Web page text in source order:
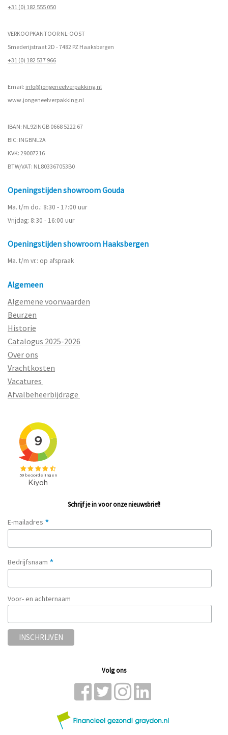
+31 (0) 182 555 050
VERKOOPKANTOOR NL-OOST
Smederijstraat 2D - 7482 PZ Haaksbergen
+31 (0) 182 537 966
Email: info@jongeneelverpakking.nl
www.jongeneelverpakking.nl
IBAN: NL92INGB 0668 5222 67
BIC: INGBNL2A
KVK: 29007216
BTW/VAT: NL803367053B0
Openingstijden showroom Gouda
Ma. t/m do.: 8:30 - 17:00 uur
Vrijdag: 8:30 - 16:00 uur
Openingstijden showroom Haaksbergen
Ma. t/m vr.: op afspraak
Algemeen
Algemene voorwaarden
Beurzen
Historie
Catalogus 2025-2026
Over ons
Vrachtkosten
Vacatures
Afvalbeheerbijdrage
Schrijf je in voor onze nieuwsbrief!
E-mailadres *
Bedrijfsnaam *
Voor- en achternaam
Volg ons